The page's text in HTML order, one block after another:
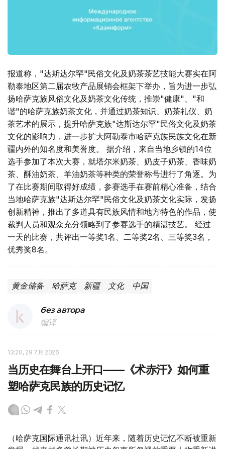
报道称，"达斯达尔罕"民俗文化及奶茶茶艺技能大赛实在阿
勒泰地区第二届农牧产品展销会框架下举办，旨为进一步弘
扬哈萨克族风俗文化及奶茶文化传统，推崇"健康"、"和
谐"的哈萨克族奶茶文化，并通过奶茶知识、奶茶礼仪、奶
茶艺术的展示，提升哈萨克族"达斯达尔罕"民俗文化及奶茶
文化的影响力，进一步扩大阿勒泰市哈萨克族民族文化在新
疆内外的知名度和美誉度。 据介绍，来自当地乡镇的14位
选手参加了本次大赛，就塔尔米奶茶、奶皮子奶茶、香味奶
茶、酥油奶茶、羊油奶茶等种类的荣誉称号进行了角逐。为
了在比赛期间取得好成绩，参赛选手在赛前精心准备，结合
当地哈萨克族"达斯达尔罕"民俗文化及奶茶文化实际，发扬
创新精神，推出了多道具有民族风情和地方特色的作品，使
裁判人员和观众充分领略到了参赛选手的精湛技艺。 经过
一天的比赛，共评出一等奖1名、二等奖2名、三等奖3名，
优秀奖8名。
黄金储备 哈萨克 新疆 文化 中国
без автора
编译
13:20, 29 7月 2026
当历史在舞台上开口——《术赤汗》如何重
塑哈萨克民族的历史记忆
（哈萨克国际通讯社讯）近年来，随着历史记忆不断被重新